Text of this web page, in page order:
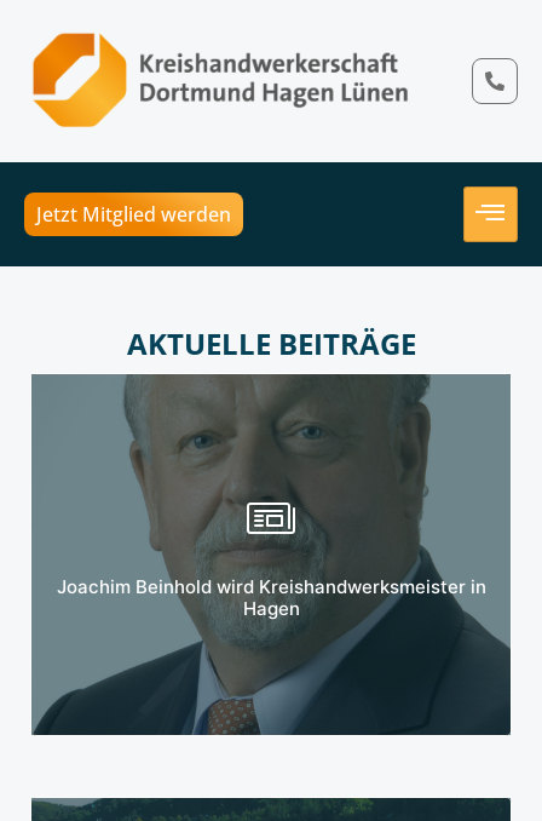
Jetzt Mitglied werden
AKTUELLE BEITRÄGE
Joachim Beinhold wird Kreishandwerksmeister in
Hagen
Mehr erfahren